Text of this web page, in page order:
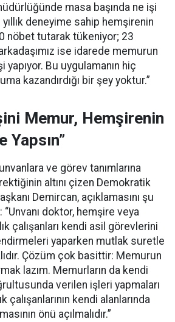
masa başında ne işi
deneyime sahip hemşirenin
nöbet tutarak tükeniyor; 23
ise idarede memurun
yapıyor. Bu uygulamanın hiç
kazandırdığı bir şey yoktur.”
Memur, Hemşirenin
Yapsın”
ve görev tanımlarına
altını çizen Demokratik
Demircan, açıklamasını şu
“Unvanı doktor, hemşire veya
çalışanları kendi asil görevlerini
yaparken mutlak suretle
Çözüm çok basittir: Memurun
lazım. Memurların da kendi
verilen işleri yapmaları
çalışanlarının kendi alanlarında
önü açılmalıdır.”